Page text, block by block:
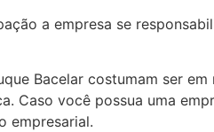
a empresa se
Bacelar costumam ser
Caso você possua uma
empresarial.